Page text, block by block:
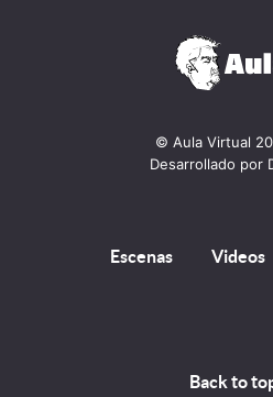
© Aula Virtual
Desarrollado por
Escenas Videos
Back to